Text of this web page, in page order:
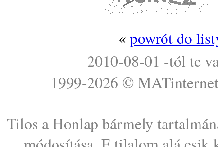
« powrót do
2010-08-01 -tól te
1999-2026 © MATinternet
Tilos a Honlap bármely